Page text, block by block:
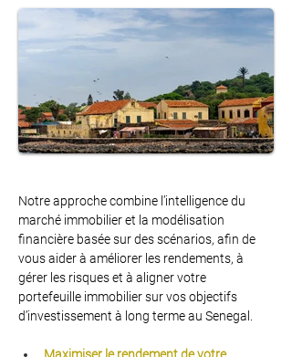
Notre approche combine l’intelligence du
marché immobilier et la modélisation
financière basée sur des scénarios, afin de
vous aider à améliorer les rendements, à
gérer les risques et à aligner votre
portefeuille immobilier sur vos objectifs
d’investissement à long terme au Senegal.